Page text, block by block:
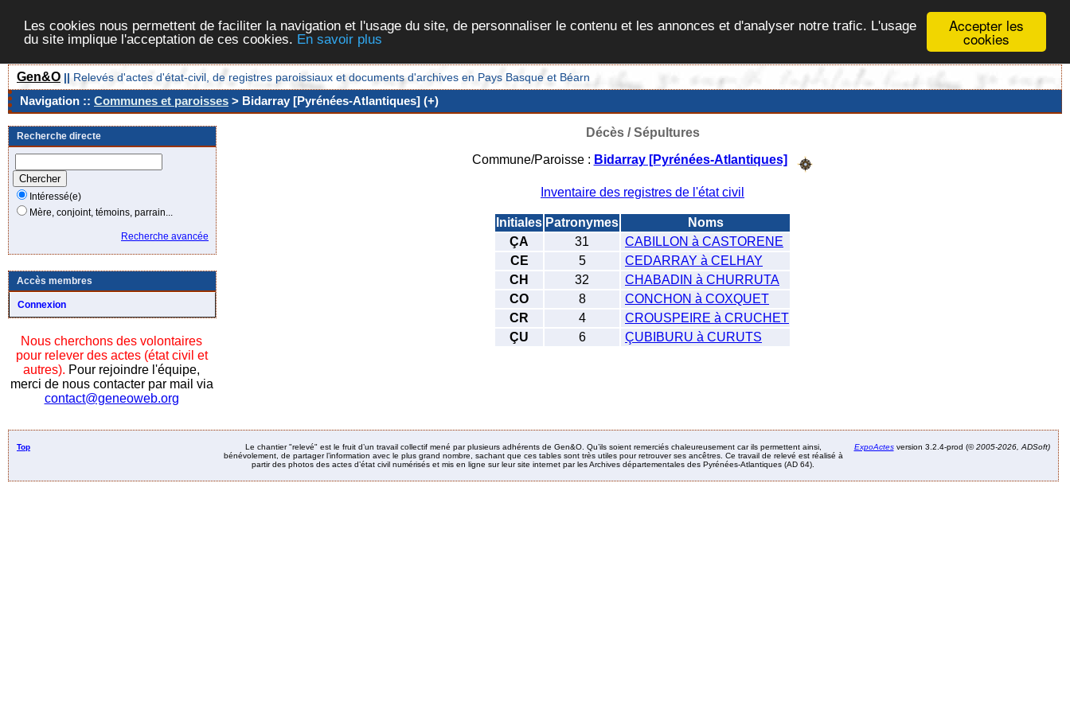
Accepter les
cookies
Les cookies nous permettent de faciliter la navigation et l'usage du site, de personnaliser le contenu et les annonces et d'analyser notre trafic. L'usage
du site implique l'acceptation de ces cookies. En savoir plus
Gen&O || Relevés d'actes d'état-civil, de registres paroissiaux et documents d'archives en Pays Basque et Béarn
Navigation :: Communes et paroisses > Bidarray [Pyrénées-Atlantiques] (+)
Recherche directe
Intéressé(e)
Mère, conjoint, témoins, parrain...
Recherche avancée
Accès membres
Connexion
Nous cherchons des volontaires
pour relever des actes (état civil et
autres). Pour rejoindre l'équipe,
merci de nous contacter par mail via
contact@geneoweb.org
Décès / Sépultures
Commune/Paroisse : Bidarray [Pyrénées-Atlantiques]
Inventaire des registres de l'état civil
Initiales Patronymes
Noms
ÇA
31
CABILLON à CASTORENE
CE
5
CEDARRAY à CELHAY
CH
32
CHABADIN à CHURRUTA
CO
8
CONCHON à COXQUET
CR
4
CROUSPEIRE à CRUCHET
ÇU
6 ÇUBIBURU à CURUTS
Top
Le chantier "relevé" est le fruit d’un travail collectif mené par plusieurs adhérents de Gen&O. Qu’ils soient remerciés chaleureusement car ils permettent ainsi,
bénévolement, de partager l’information avec le plus grand nombre, sachant que ces tables sont très utiles pour retrouver ses ancêtres. Ce travail de relevé est réalisé à
partir des photos des actes d’état civil numérisés et mis en ligne sur leur site internet par les Archives départementales des Pyrénées-Atlantiques (AD 64).
ExpoActesversion 3.2.4-prod (©2005-2026, ADSoft)